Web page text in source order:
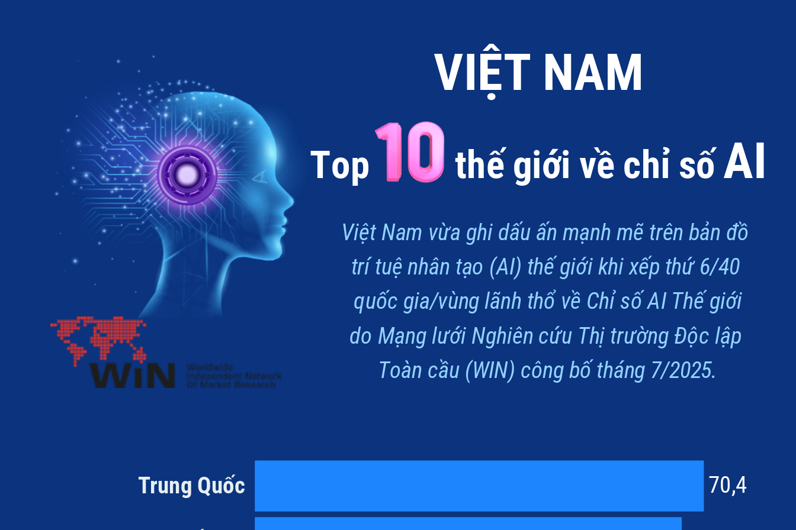
VIỆT NAM
Top          thế giới về chỉ số AI
Việt Nam vừa ghi dấu ấn mạnh mẽ trên bản đồ
trí tuệ nhân tạo (AI) thế giới khi xếp thứ 6/40
quốc gia/vùng lãnh thổ về Chỉ số AI Thế giới
do Mạng lưới Nghiên cứu Thị trường Độc lập
Toàn cầu (WIN) công bố tháng 7/2025.
Trung Quốc 70,4